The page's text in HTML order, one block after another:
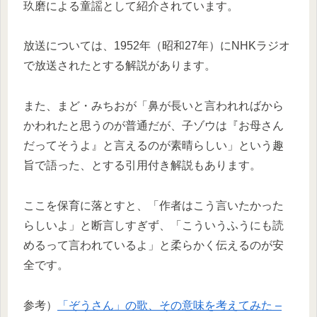
玖磨による童謡として紹介されています。
放送については、1952年（昭和27年）にNHKラジオ
で放送されたとする解説があります。
また、まど・みちおが「鼻が長いと言われればから
かわれたと思うのが普通だが、子ゾウは『お母さん
だってそうよ』と言えるのが素晴らしい」という趣
旨で語った、とする引用付き解説もあります。
ここを保育に落とすと、「作者はこう言いたかった
らしいよ」と断言しすぎず、「こういうふうにも読
めるって言われているよ」と柔らかく伝えるのが安
全です。
参考）
「ぞうさん」の歌、その意味を考えてみた –